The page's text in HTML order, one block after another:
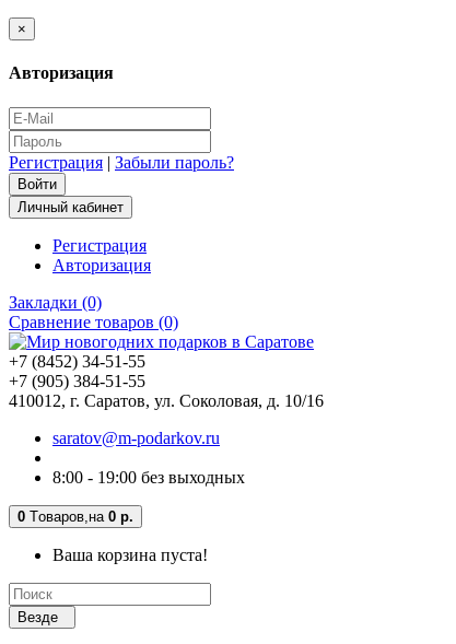
×
Авторизация
Регистрация | Забыли пароль?
Личный кабинет
Регистрация
Авторизация
Закладки (0)
Сравнение товаров (0)
+7 (8452) 34-51-55
+7 (905) 384-51-55
410012, г. Саратов, ул. Соколовая, д. 10/16
saratov@m-podarkov.ru
8:00 - 19:00 без выходных
0 Tоваров, на 0 р.
Ваша корзина пуста!
Везде